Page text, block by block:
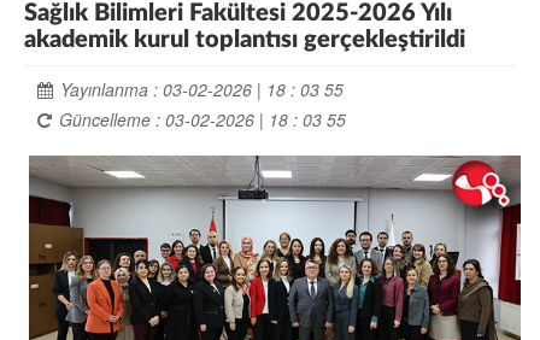
Sağlık Bilimleri Fakültesi 2025-2026 Yılı
akademik kurul toplantısı gerçekleştirildi
Yayınlanma : 03-02-2026 | 18 : 03 55
Güncelleme : 03-02-2026 | 18 : 03 55